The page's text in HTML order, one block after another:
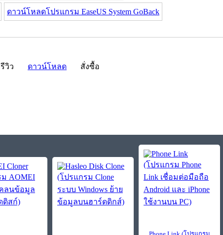
ดาวน์โหลดโปรแกรม EaseUS System GoBack
รีวิว ดาวน์โหลด สั่งซื้อ